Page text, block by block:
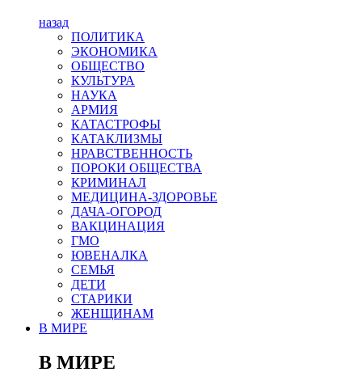
назад
ПОЛИТИКА
ЭКОНОМИКА
ОБЩЕСТВО
КУЛЬТУРА
НАУКА
АРМИЯ
КАТАСТРОФЫ
КАТАКЛИЗМЫ
НРАВСТВЕННОСТЬ
ПОРОКИ ОБЩЕСТВА
КРИМИНАЛ
МЕДИЦИНА-ЗДОРОВЬЕ
ДАЧА-ОГОРОД
ВАКЦИНАЦИЯ
ГМО
ЮВЕНАЛКА
СЕМЬЯ
ДЕТИ
СТАРИКИ
ЖЕНЩИНАМ
В МИРЕ
В МИРЕ